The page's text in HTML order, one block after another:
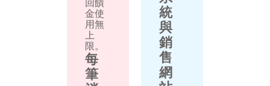
金使
用無
上
限。
每
筆
統
與
銷
售
網